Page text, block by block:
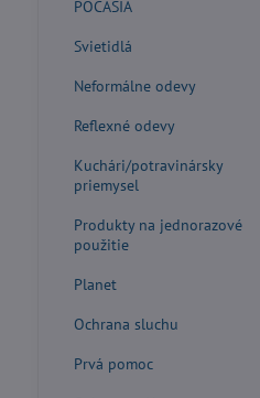
POČASIA
Svietidlá
Neformálne odevy
Reflexné odevy
Kuchári/potravinársky
priemysel
Produkty na jednorazové
použitie
Planet
Ochrana sluchu
Prvá pomoc